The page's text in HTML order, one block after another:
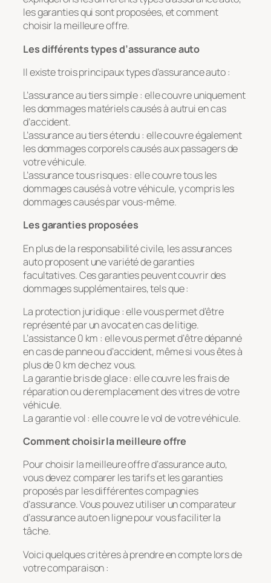
les garanties qui sont proposées, et comment
choisir la meilleure offre.
Les différents types d’assurance auto
Il existe trois principaux types d’assurance auto :
L’assurance au tiers simple : elle couvre uniquement
les dommages matériels causés à autrui en cas
d’accident.
L’assurance au tiers étendu : elle couvre également
les dommages corporels causés aux passagers de
votre véhicule.
L’assurance tous risques : elle couvre tous les
dommages causés à votre véhicule, y compris les
dommages causés par vous-même.
Les garanties proposées
En plus de la responsabilité civile, les assurances
auto proposent une variété de garanties
facultatives. Ces garanties peuvent couvrir des
dommages supplémentaires, tels que :
La protection juridique : elle vous permet d’être
représenté par un avocat en cas de litige.
L’assistance 0 km : elle vous permet d’être dépanné
en cas de panne ou d’accident, même si vous êtes à
plus de 0 km de chez vous.
La garantie bris de glace : elle couvre les frais de
réparation ou de remplacement des vitres de votre
véhicule.
La garantie vol : elle couvre le vol de votre véhicule.
Comment choisir la meilleure offre
Pour choisir la meilleure offre d’assurance auto,
vous devez comparer les tarifs et les garanties
proposés par les différentes compagnies
d’assurance. Vous pouvez utiliser un comparateur
d’assurance auto en ligne pour vous faciliter la
tâche.
Voici quelques critères à prendre en compte lors de
votre comparaison :